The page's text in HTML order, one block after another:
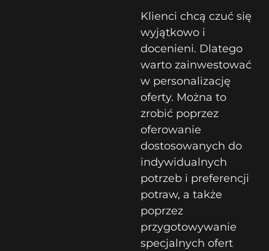
Klienci chcą czuć się
wyjątkowo i
docenieni. Dlatego
warto zainwestować
w personalizację
oferty. Można to
zrobić poprzez
oferowanie
dostosowanych do
indywidualnych
potrzeb i preferencji
potraw, a także
poprzez
przygotowywanie
specjalnych ofert